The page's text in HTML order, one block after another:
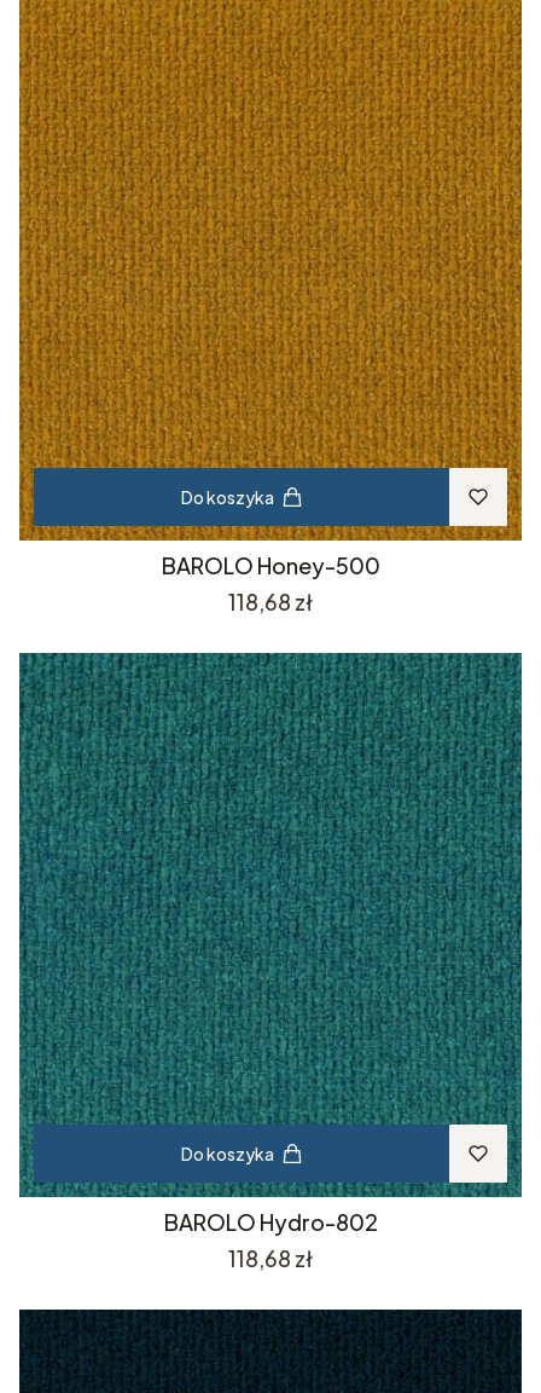
Do koszyka
BAROLO Honey-500
Cena
118,68 zł
Do koszyka
BAROLO Hydro-802
Cena
118,68 zł